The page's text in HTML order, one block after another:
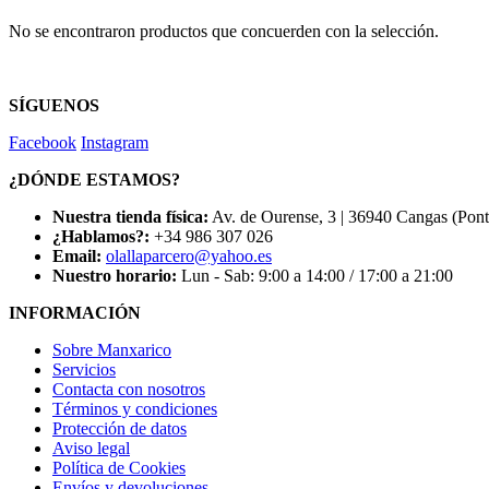
No se encontraron productos que concuerden con la selección.
SÍGUENOS
Facebook Instagram
¿DÓNDE ESTAMOS?
Nuestra tienda física: Av. de Ourense, 3 | 36940 Cangas
¿Hablamos?: +34 986 307 026
Email: olallaparcero@yahoo.es
Nuestro horario: Lun - Sab: 9:00 a 14:00 / 17:00 a 21:00
INFORMACIÓN
Sobre Manxarico
Servicios
Contacta con nosotros
Términos y condiciones
Protección de datos
Aviso legal
Política de Cookies